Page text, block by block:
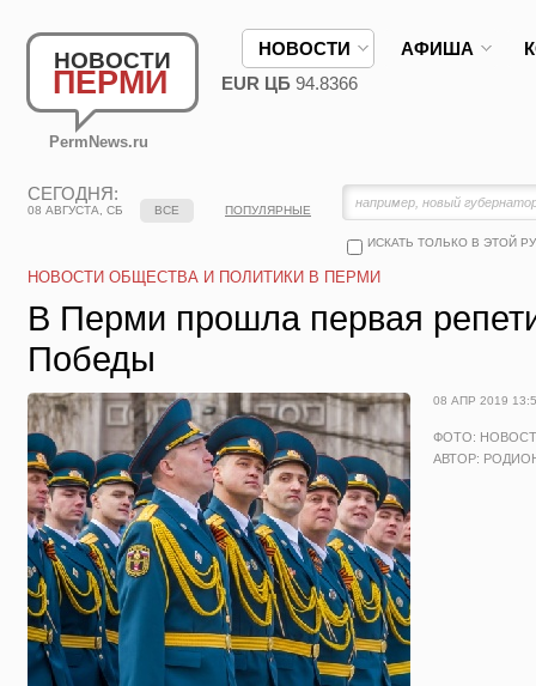
НОВОСТИ
ПЕРМИ
PermNews.ru
НОВОСТИ АФИША
EUR ЦБ 94.8366
СЕГОДНЯ:
08 АВГУСТА, СБ
ИСКАТЬ ТОЛЬКО В ЭТОЙ
ВСЕ ПОПУЛЯРНЫЕ
НОВОСТИ ОБЩЕСТВА И ПОЛИТИКИ В ПЕРМИ
В Перми прошла первая
Победы
08 АПР 2019
ФОТО:
АВТОР: